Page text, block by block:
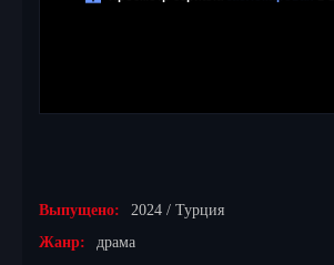
Выпущено:
2024 / Турция
Жанр:
драма